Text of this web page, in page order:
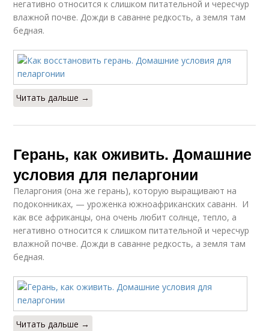
негативно относится к слишком питательной и чересчур
влажной почве. Дожди в саванне редкость, а земля там
бедная.
Читать дальше →
Герань, как оживить. Домашние
условия для пеларгонии
Пеларгония (она же герань), которую выращивают на
подоконниках, — уроженка южноафриканских саванн. И
как все африканцы, она очень любит солнце, тепло, а
негативно относится к слишком питательной и чересчур
влажной почве. Дожди в саванне редкость, а земля там
бедная.
Читать дальше →